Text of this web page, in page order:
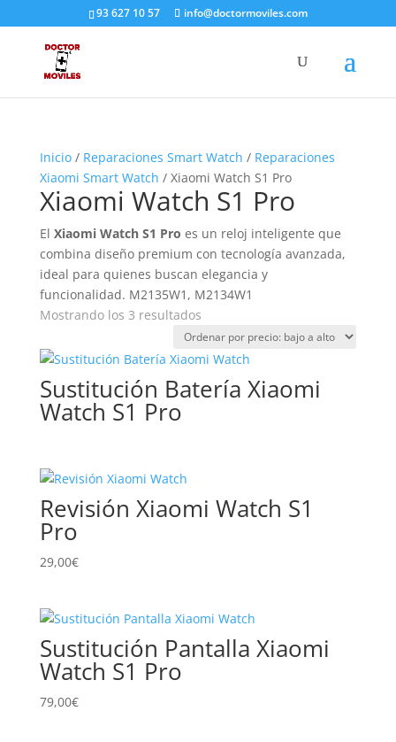
93 627 10 57 info@doctormoviles.com
Inicio/ Reparaciones Smart Watch / Reparaciones
Xiaomi Smart Watch / Xiaomi Watch S1 Pro
Xiaomi Watch S1 Pro
El Xiaomi Watch S1 Pro es un reloj inteligente que
combina diseño premium con tecnología avanzada,
ideal para quienes buscan elegancia y
funcionalidad. M2135W1, M2134W1
Mostrando los 3 resultadosOrdenado
por
precio:
a
Sustitución Batería Xiaomi
Watch S1 Pro
Revisión Xiaomi Watch S1
Pro
29,00€
Sustitución Pantalla Xiaomi
Watch S1 Pro
79,00€